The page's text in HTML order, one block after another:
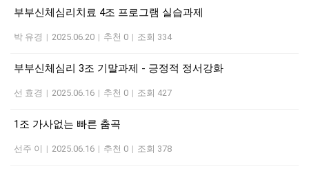
부부신체심리치료 4조 프로그램 실습과제
박 유경 | 2025.06.20 | 추천 0 | 조회 334
부부신체심리 3조 기말과제 - 긍정적 정서강화
선 효경 | 2025.06.16 | 추천 0 | 조회 427
1조 가사없는 빠른 춤곡
선주 이 | 2025.06.16 | 추천 0 | 조회 378